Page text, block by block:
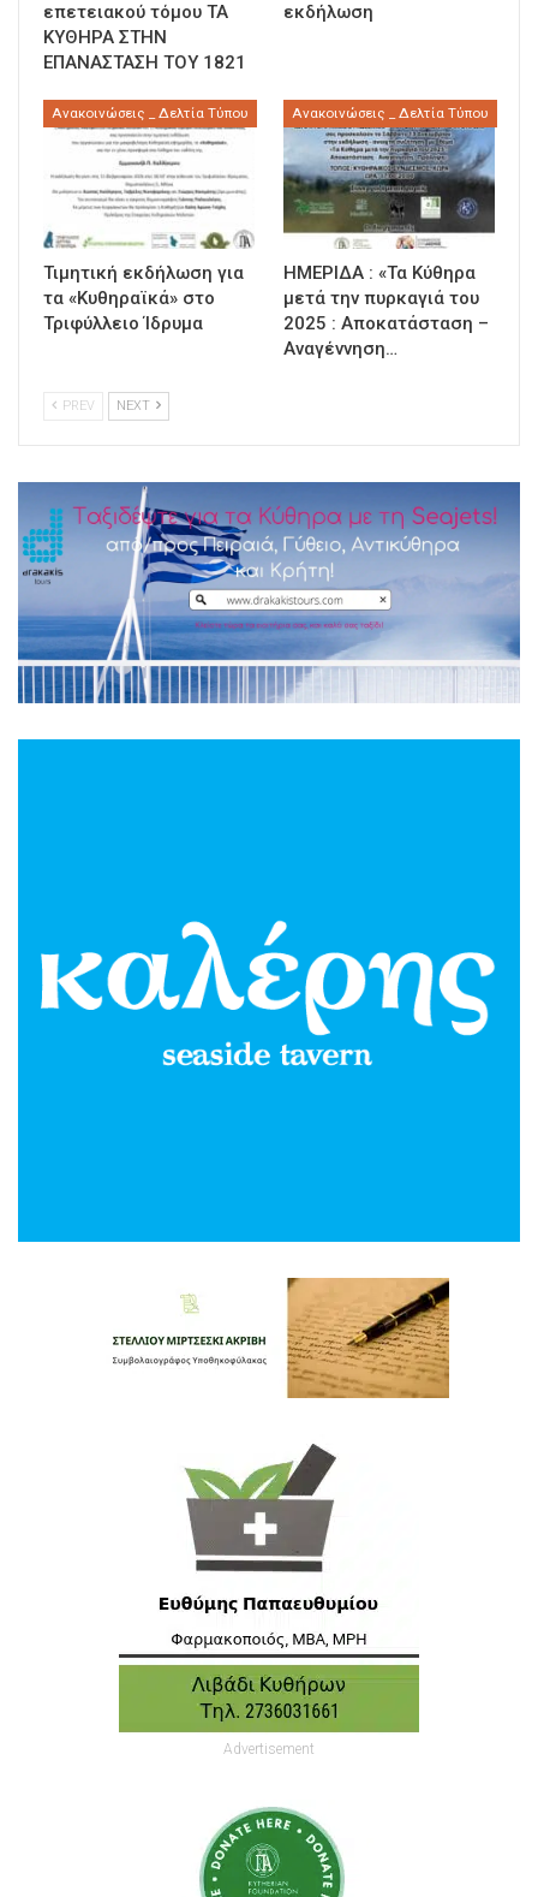
επετειακού τόμου ΤΑ
ΚΥΘΗΡΑ ΣΤΗΝ
ΕΠΑΝΑΣΤΑΣΗ ΤΟΥ 1821
εκδήλωση
Ανακοινώσεις _ Δελτία Τύπου
Τιμητική εκδήλωση για
τα «Κυθηραϊκά» στο
Τριφύλλειο Ίδρυμα
Ανακοινώσεις _ Δελτία Τύπου
ΗΜΕΡΙΔΑ : «Τα Κύθηρα
μετά την πυρκαγιά του
2025 : Αποκατάσταση –
Αναγέννηση…
PREV NEXT
Advertisement